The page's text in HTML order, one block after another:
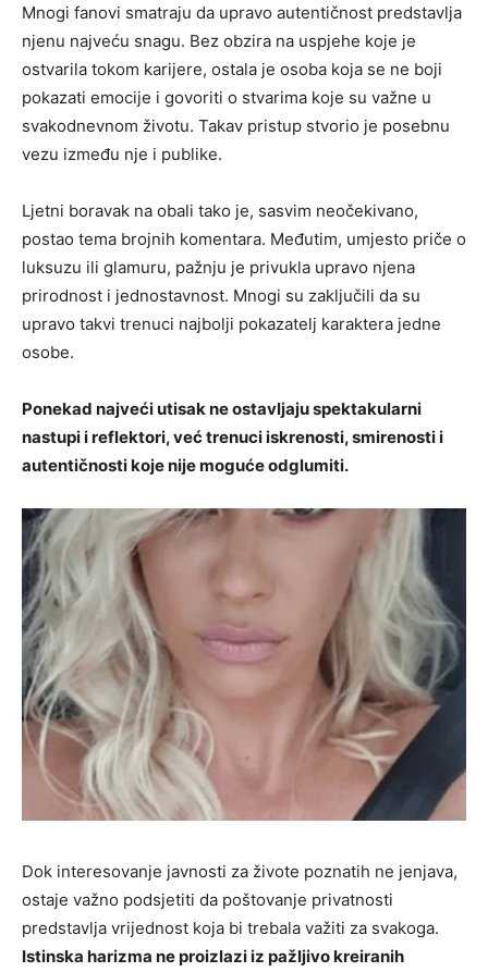
Mnogi fanovi smatraju da upravo autentičnost predstavlja
njenu najveću snagu. Bez obzira na uspjehe koje je
ostvarila tokom karijere, ostala je osoba koja se ne boji
pokazati emocije i govoriti o stvarima koje su važne u
svakodnevnom životu. Takav pristup stvorio je posebnu
vezu između nje i publike.
Ljetni boravak na obali tako je, sasvim neočekivano,
postao tema brojnih komentara. Međutim, umjesto priče o
luksuzu ili glamuru, pažnju je privukla upravo njena
prirodnost i jednostavnost. Mnogi su zaključili da su
upravo takvi trenuci najbolji pokazatelj karaktera jedne
osobe.
Ponekad najveći utisak ne ostavljaju spektakularni
nastupi i reflektori, već trenuci iskrenosti, smirenosti i
autentičnosti koje nije moguće odglumiti.
Dok interesovanje javnosti za živote poznatih ne jenjava,
ostaje važno podsjetiti da poštovanje privatnosti
predstavlja vrijednost koja bi trebala važiti za svakoga.
Istinska harizma ne proizlazi iz pažljivo kreiranih